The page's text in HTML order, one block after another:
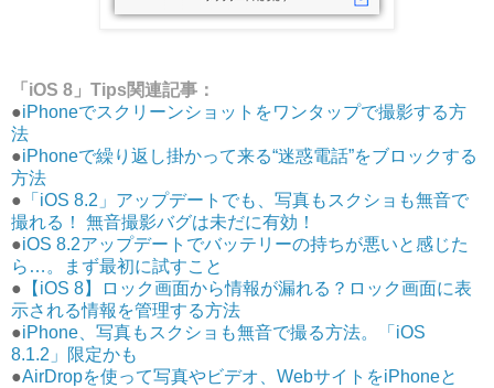
「iOS 8」Tips関連記事：
●iPhoneでスクリーンショットをワンタップで撮影する方
法
●iPhoneで繰り返し掛かって来る“迷惑電話”をブロックする
方法
● 「iOS 8.2」アップデートでも、写真もスクショも無音で
撮れる！ 無音撮影バグは未だに有効！
●iOS 8.2アップデートでバッテリーの持ちが悪いと感じた
ら…。まず最初に試すこと
● 【iOS 8】ロック画面から情報が漏れる？ロック画面に表
示される情報を管理する方法
●iPhone、写真もスクショも無音で撮る方法。「iOS
8.1.2」限定かも
●AirDropを使って写真やビデオ、WebサイトをiPhoneと